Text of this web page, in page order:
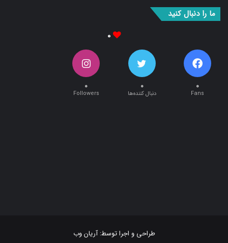
ما را دنبال کنید
۰
۰
Fans
۰
دنبال کننده‌ها
۰
Followers
طراحی و اجرا توسط:آریان وب